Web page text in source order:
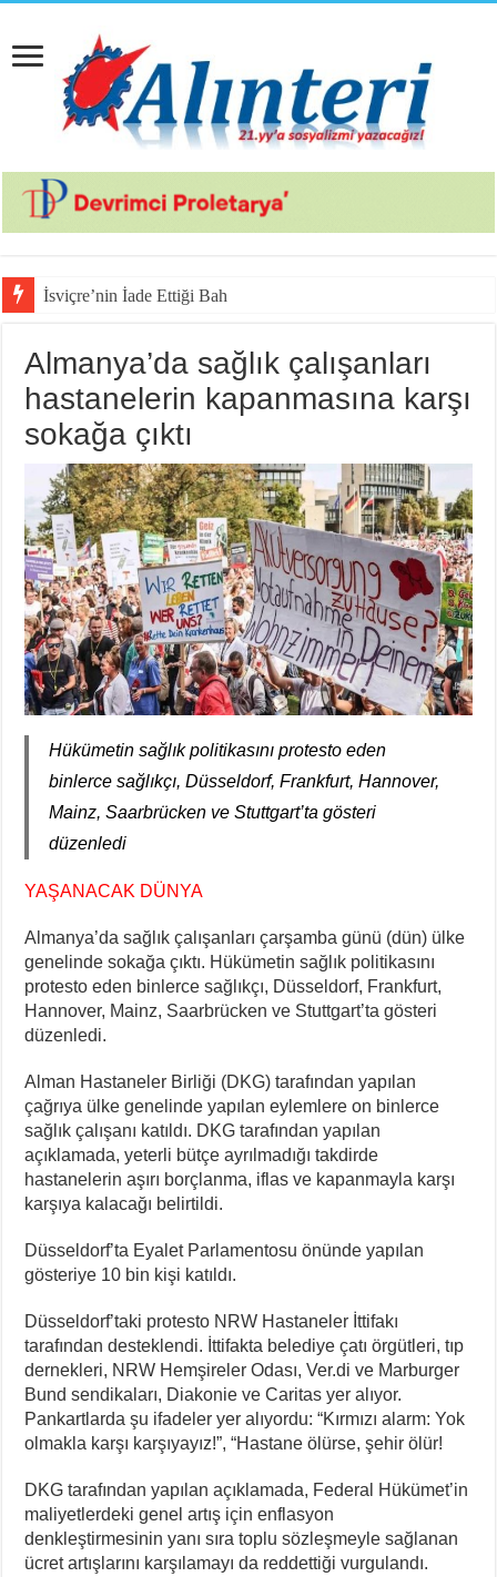
İsviçre’nin İade Ettiği Bahar Yalçınkay
Almanya’da sağlık çalışanları
hastanelerin kapanmasına karşı
sokağa çıktı
Hükümetin sağlık politikasını protesto eden
binlerce sağlıkçı, Düsseldorf, Frankfurt, Hannover,
Mainz, Saarbrücken ve Stuttgart’ta gösteri
düzenledi
YAŞANACAK DÜNYA
Almanya’da sağlık çalışanları çarşamba günü (dün) ülke
genelinde sokağa çıktı. Hükümetin sağlık politikasını
protesto eden binlerce sağlıkçı, Düsseldorf, Frankfurt,
Hannover, Mainz, Saarbrücken ve Stuttgart’ta gösteri
düzenledi.
Alman Hastaneler Birliği (DKG) tarafından yapılan
çağrıya ülke genelinde yapılan eylemlere on binlerce
sağlık çalışanı katıldı. DKG tarafından yapılan
açıklamada, yeterli bütçe ayrılmadığı takdirde
hastanelerin aşırı borçlanma, iflas ve kapanmayla karşı
karşıya kalacağı belirtildi.
Düsseldorf’ta Eyalet Parlamentosu önünde yapılan
gösteriye 10 bin kişi katıldı.
Düsseldorf’taki protesto NRW Hastaneler İttifakı
tarafından desteklendi. İttifakta belediye çatı örgütleri, tıp
dernekleri, NRW Hemşireler Odası, Ver.di ve Marburger
Bund sendikaları, Diakonie ve Caritas yer alıyor.
Pankartlarda şu ifadeler yer alıyordu: “Kırmızı alarm: Yok
olmakla karşı karşıyayız!”, “Hastane ölürse, şehir ölür!
DKG tarafından yapılan açıklamada, Federal Hükümet’in
maliyetlerdeki genel artış için enflasyon
denkleştirmesinin yanı sıra toplu sözleşmeyle sağlanan
ücret artışlarını karşılamayı da reddettiği vurgulandı.